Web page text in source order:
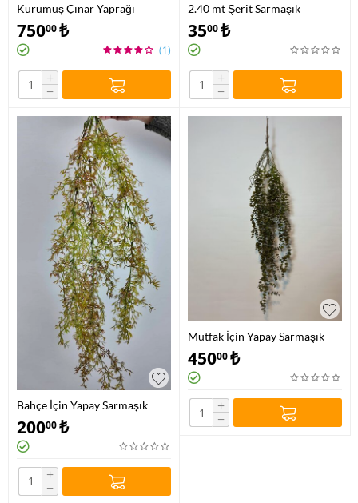
Kurumuş Çınar Yaprağı
Sarmaşık
75000₺
(1)
+
−
2.40 mt Şerit Sarmaşık
3500₺
+
−
Bahçe İçin Yapay Sarmaşık
20000₺
+
−
Mutfak İçin Yapay Sarmaşık
45000₺
+
−